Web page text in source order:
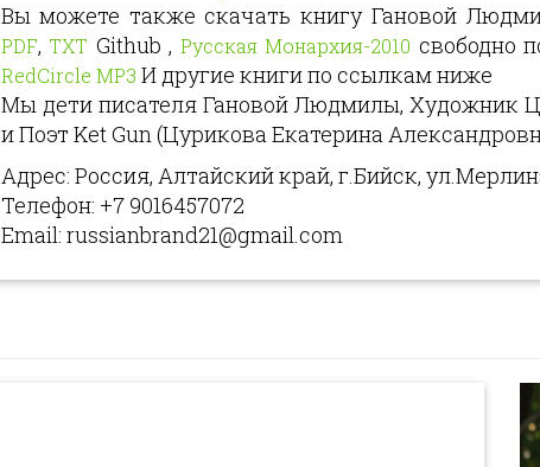
Вы можете также скачать книгу Гановой
PDF, TXT Github , Русская Монархия-2010 свободно
RedCircle MP3 И другие книги по ссылкам ниже
Мы дети писателя Гановой Людмилы, Художник
и Поэт Ket Gun (Цурикова Екатерина
Адрес: Россия, Алтайский край, г.Бийск,
Телефон: +7 9016457072
Email: russianbrand21@gmail.com